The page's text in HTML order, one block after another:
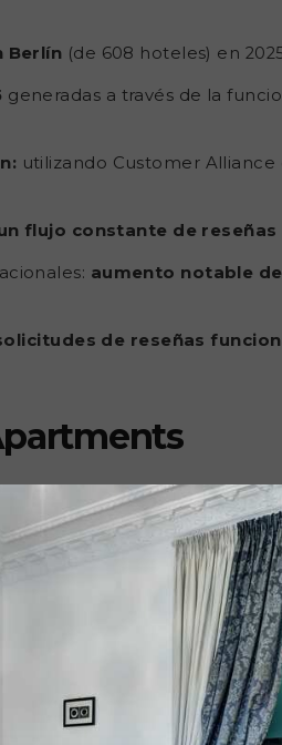
Berlín (de 608 hoteles) en
generadas a través de la
utilizando Customer Alliance
flujo constante de reseñas
aumento notable
de reseñas